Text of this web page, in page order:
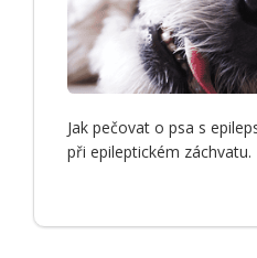
Jak pečovat o psa s
při epileptickém záchvatu.